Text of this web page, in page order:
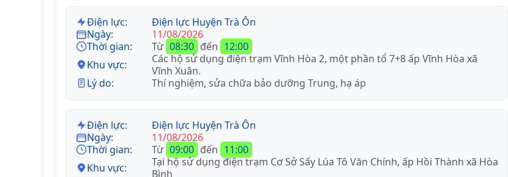
Điện lực:
Điện lực Huyện Trà Ôn
Ngày:
11/08/2026
Thời gian:
Từ 08:30 đến 12:00
Khu vực:
Các hộ sử dụng điện trạm Vĩnh Hòa 2, một phần tổ 7+8 ấp Vĩnh Hòa xã
Vĩnh Xuân.
Lý do:
Thí nghiệm, sửa chữa bảo dưỡng Trung, hạ áp
Điện lực:
Điện lực Huyện Trà Ôn
Ngày:
11/08/2026
Thời gian:
Từ 09:00 đến 11:00
Khu vực:
Tại hộ sử dụng điện trạm Cơ Sở Sấy Lúa Tô Văn Chính, ấp Hồi Thành xã Hòa
Bình